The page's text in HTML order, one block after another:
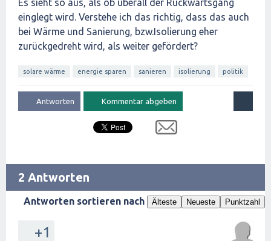
Es sieht so aus, als ob überall der Rückwärtsgang
einglegt wird. Verstehe ich das richtig, dass das auch
bei Wärme und Sanierung, bzw.Isolierung eher
zurückgedreht wird, als weiter gefördert?
solare wärme energie sparen sanieren isolierung politik
2 Antworten
Antworten sortieren nach Älteste Neueste Punktzahl
+1